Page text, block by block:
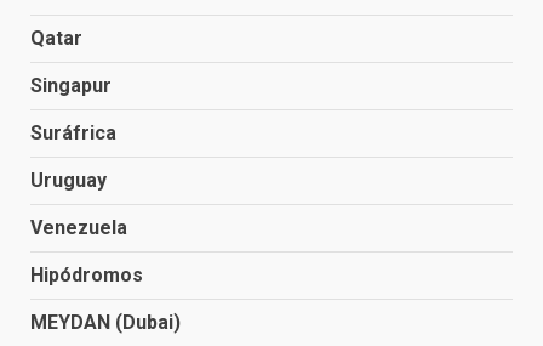
Qatar
Singapur
Suráfrica
Uruguay
Venezuela
Hipódromos
MEYDAN (Dubai)